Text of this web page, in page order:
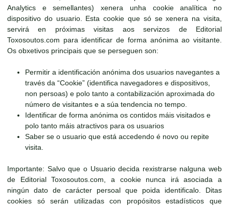
Analytics e semellantes) xenera unha cookie analítica no
dispositivo do usuario. Esta cookie que só se xenera na visita,
servirá en próximas visitas aos servizos de Editorial
Toxosoutos.com para identificar de forma anónima ao visitante.
Os obxetivos principais que se perseguen son:
Permitir a identificación anónima dos usuarios navegantes a
través da “Cookie” (identifica navegadores e dispositivos,
non persoas) e polo tanto a contabilización aproximada do
número de visitantes e a súa tendencia no tempo.
Identificar de forma anónima os contidos máis visitados e
polo tanto máis atractivos para os usuarios
Saber se o usuario que está accedendo é novo ou repite
visita.
Importante: Salvo que o Usuario decida rexistrarse nalguna web
de Editorial Toxosoutos.com, a cookie nunca irá asociada a
ningún dato de carácter persoal que poida identificalo. Ditas
cookies só serán utilizadas con propósitos estadísticos que